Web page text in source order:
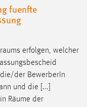
fuenfte
erfolgen, welcher
der BewerberIn
und die [...]
Räume der
an der Website